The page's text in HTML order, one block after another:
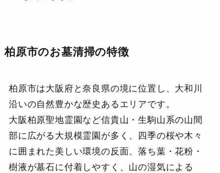
柏原市のお墓清掃の特徴
柏原市は大阪府と奈良県の境に位置し、大和川
沿いの自然豊かな歴史あるエリアです。
大阪柏原聖地霊園など信貴山・生駒山系の山間
部に広がる大規模霊園が多く、四季の桜や木々
に囲まれた美しい環境の反面、落ち葉・花粉・
樹液が墓石に付着しやすく、山の湿気による